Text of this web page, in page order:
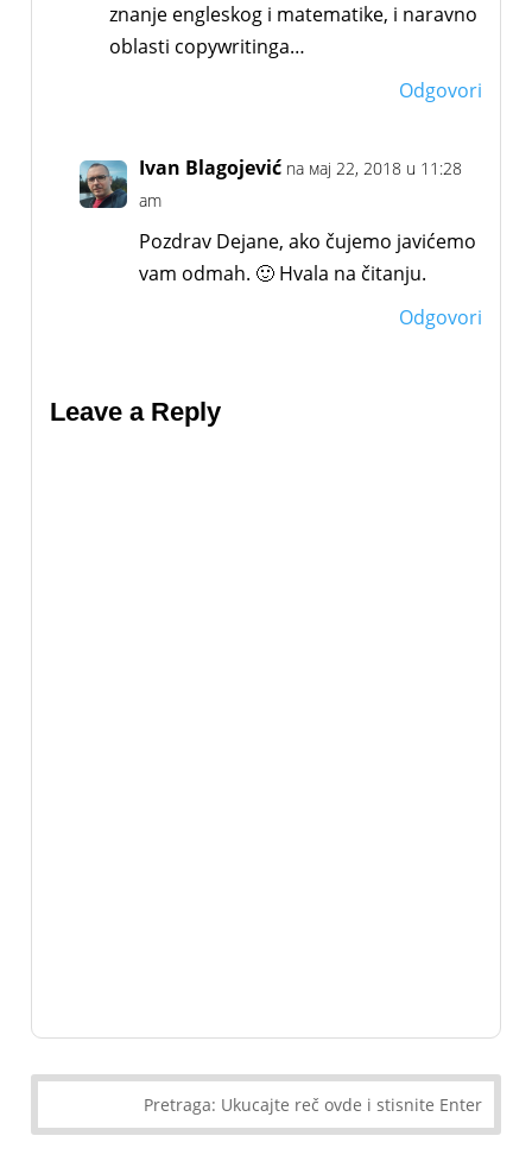
znanje engleskog i matematike, i naravno
oblasti copywritinga…
Odgovori
Ivan Blagojević na мај 22, 2018 u 11:28
am
Pozdrav Dejane, ako čujemo javićemo
vam odmah. 🙂 Hvala na čitanju.
Odgovori
Leave a Reply